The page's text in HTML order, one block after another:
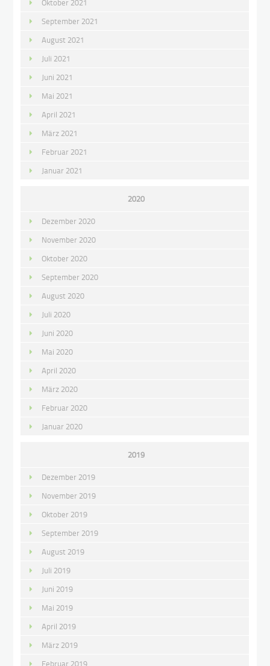
September 2021
August 2021
Juli 2021
Juni 2021
Mai 2021
April 2021
März 2021
Februar 2021
Januar 2021
2020
Dezember 2020
November 2020
Oktober 2020
September 2020
August 2020
Juli 2020
Juni 2020
Mai 2020
April 2020
März 2020
Februar 2020
Januar 2020
2019
Dezember 2019
November 2019
Oktober 2019
September 2019
August 2019
Juli 2019
Juni 2019
Mai 2019
April 2019
März 2019
Februar 2019